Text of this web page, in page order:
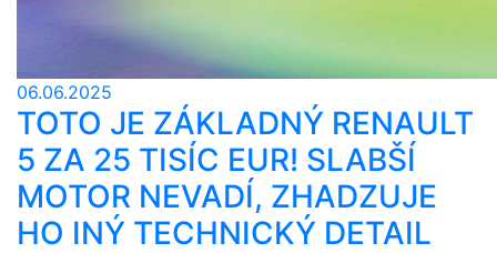
06.06.2025
TOTO JE ZÁKLADNÝ RENAULT
5 ZA 25 TISÍC EUR! SLABŠÍ
MOTOR NEVADÍ, ZHADZUJE
HO INÝ TECHNICKÝ DETAIL